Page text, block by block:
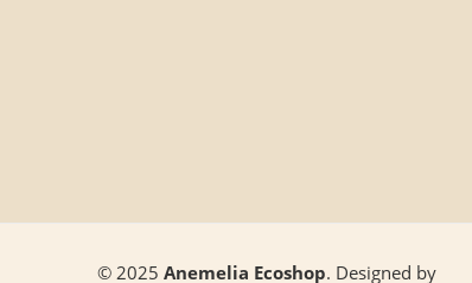
© 2025 Anemelia Ecoshop. Designed by